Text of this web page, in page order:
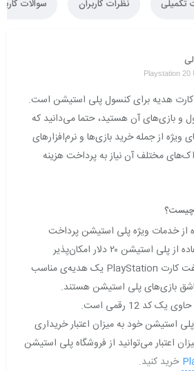
تکمیلی نظرات کاربران سوالات
Playstation 20
و بازی‌های آن هستید، حتما می‌دانید که
از جمله خرید بازی‌ها و نرم‌افزارهای
مختلف آن نیاز به پرداخت هزینه
چیست؟
از خدمات ویژه پلی استیشن پرداخت
دیجیتالی است که با استفاده از پلی استیشن ۲۰ دلار امکان‌پذیر
می‌باشد. علاوه بر این، گیفت کارت PlayStation یک هدیه‌ی‌ مناسب
بازی‌های پلی استیشن هستند.
12 رقمی است.
استیشن خود به میزان اعتبار خریداری
اعتبار می‌توانید از فروشگاه پلی استیشن
خرید کنید.